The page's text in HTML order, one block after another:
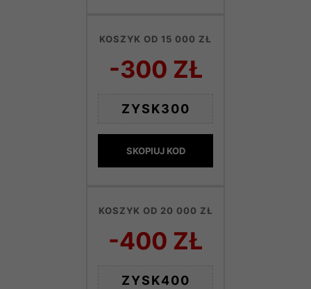
KOSZYK OD 15 000 ZŁ
-300 ZŁ
ZYSK300
SKOPIUJ KOD
KOSZYK OD 20 000 ZŁ
-400 ZŁ
ZYSK400